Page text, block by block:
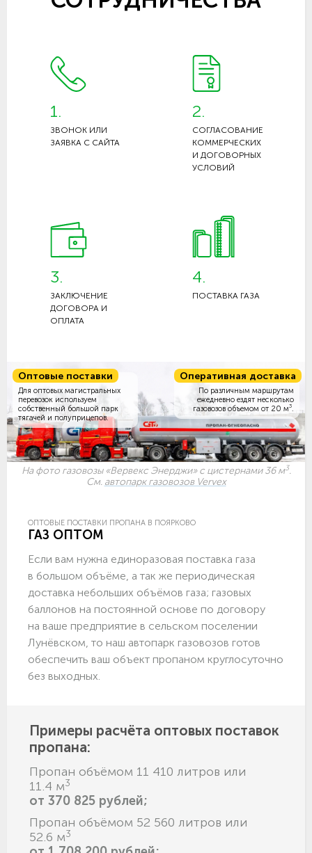
1.
ЗВОНОК ИЛИ
ЗАЯВКА С САЙТА
2.
СОГЛАСОВАНИЕ
КОММЕРЧЕСКИХ
И ДОГОВОРНЫХ
УСЛОВИЙ
3.
ЗАКЛЮЧЕНИЕ
ДОГОВОРА И
ОПЛАТА
4.
ПОСТАВКА ГАЗА
Оптовые поставки
Для оптовых магистральных
перевозок используем
собственный большой парк
тягачей и полуприцепов.
Оперативная доставка
По различным маршрутам
ежедневно ездят несколько
газовозов объемом от 20 м3
На фото газовозы «Вервекс Энерджи» с цистернами 36 м3.
См. автопарк газовозов Vervex
ОПТОВЫЕ ПОСТАВКИ ПРОПАНА В ПОЯРКОВО
ГАЗ ОПТОМ
Если вам нужна единоразовая поставка газа
в большом объёме, а так же периодическая
доставка небольших объёмов газа; газовых
баллонов на постоянной основе по договору
на ваше предприятие в сельском поселении
Лунёвском, то наш автопарк газовозов готов
обеспечить ваш объект пропаном круглосуточно
без выходных.
Примеры расчёта оптовых поставок
пропана:
Пропан объёмом 11 410 литров или
11.4 м3
от 370 825 рублей;
Пропан объёмом 52 560 литров или
52.6 м3